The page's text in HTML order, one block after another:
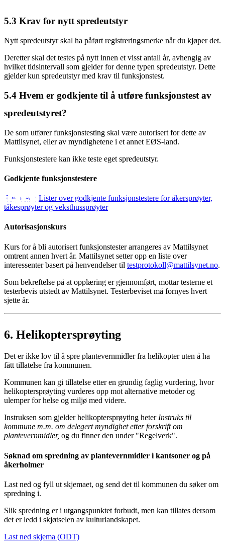
5.3 Krav for nytt spredeutstyr
Nytt spredeutstyr skal ha påført registreringsmerke når du kjøper det.
Deretter skal det testes på nytt innen et visst antall år, avhengig av
hvilket tidsintervall som gjelder for denne typen spredeutstyr. Dette
gjelder kun spredeutstyr med krav til funksjonstest.
5.4 Hvem er godkjente til å utføre funksjonstest av
spredeutstyret?
De som utfører funksjonstesting skal være autorisert for dette av
Mattilsynet, eller av myndighetene i et annet EØS-land.
Funksjonstestere kan ikke teste eget spredeutstyr.
Godkjente funksjonstestere
Lister over godkjente funksjonstestere for åkersprøyter,
tåkesprøyter og veksthussprøyter
Autorisasjonskurs
Kurs for å bli autorisert funksjonstester arrangeres av Mattilsynet
omtrent annen hvert år. Mattilsynet setter opp en liste over
interessenter basert på henvendelser til testprotokoll@mattilsynet.no.
Som bekreftelse på at opplæring er gjennomført, mottar testerne et
testerbevis utstedt av Mattilsynet. Testerbeviset må fornyes hvert
sjette år.
6. Helikoptersprøyting
Det er ikke lov til å spre plantevernmidler fra helikopter uten å ha
fått tillatelse fra kommunen.
Kommunen kan gi tillatelse etter en grundig faglig vurdering, hvor
helikoptersprøyting vurderes opp mot alternative metoder og
ulemper for helse og miljø med videre.
Instruksen som gjelder helikoptersprøyting heter Instruks til
kommune m.m. om delegert myndighet etter forskrift om
plantevernmidler, og du finner den under "Regelverk".
Søknad om spredning av plantevernmidler i kantsoner og på
åkerholmer
Last ned og fyll ut skjemaet, og send det til kommunen du søker om
spredning i.
Slik spredning er i utgangspunktet forbudt, men kan tillates dersom
det er ledd i skjøtselen av kulturlandskapet.
Last ned skjema (ODT)